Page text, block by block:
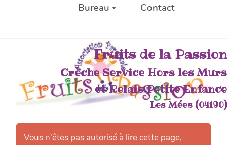
Bureau
Contact
Fruits de la Passion
Crèche Service Hors les Murs
et Relais Petite Enfance
Les Mées (04190)
Vous n'êtes pas autorisé à lire cette page,